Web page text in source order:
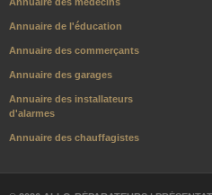
Annuaire de l'éducation
Annuaire des commerçants
Annuaire des garages
Annuaire des installateurs
d'alarmes
Annuaire des chauffagistes